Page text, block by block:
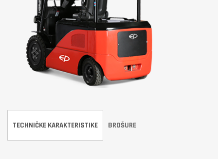
TECHNIČKE KARAKTERISTIKE BROŠURE